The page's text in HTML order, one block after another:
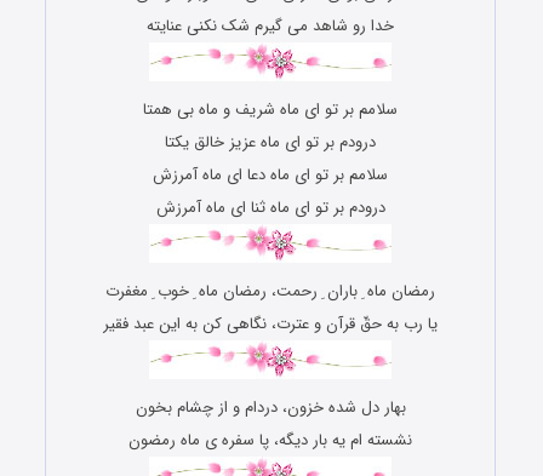
خدا رو شاهد می گیرم شک نکنی عنایته
سلامم بر تو ای ماه شریف و ماه بی همتا
درودم بر تو ای ماه عزیز خالق یکتا
سلامم بر تو ای ماه دعا ای ماه آمرزش
درودم بر تو ای ماه ثنا ای ماه آمرزش
رمضان ماه ِ باران ِ رحمت، رمضان ماه ِ خوب ِ مغفرت
یا رب به حقّ قرآن و عترت، نگاهی کن به این عبد فقیر
بهار دل شده خزون، دردام و از چشام بخون
نشسته ام یه بار دیگه، پا سفره ی ماه رمضون